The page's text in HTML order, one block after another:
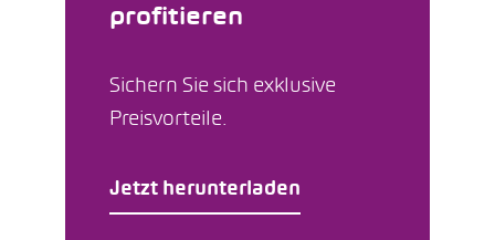
profitieren
Sichern Sie sich exklusive
Preisvorteile.
Jetzt herunterladen